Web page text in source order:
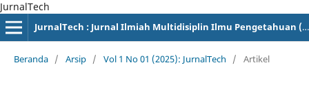
JurnalTech
JurnalTech : Jurnal Ilmiah Multidisiplin Ilmu Pengetahuan (e-ISSN : xxxx-xxxx)
Beranda / Arsip / Vol 1 No 01 (2025): JurnalTech / Artikel